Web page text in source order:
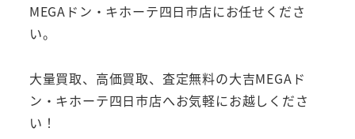
MEGAドン・キホーテ四日市店にお任せくださ
い。
大量買取、高価買取、査定無料の大吉MEGAド
ン・キホーテ四日市店へお気軽にお越しくださ
い！